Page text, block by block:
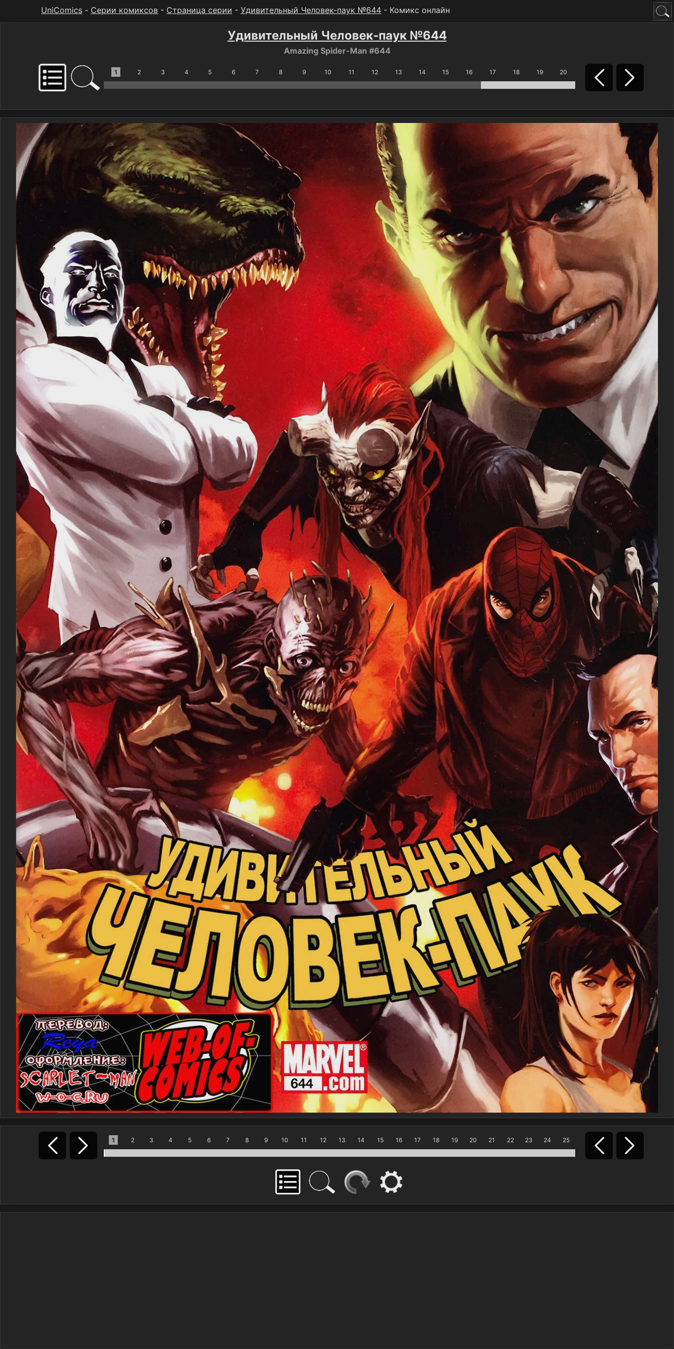
UniComics - Серии комиксов - Страница серии - Удивительный Человек-паук №644 - Комикс онлайн
Удивительный Человек-паук №644
Amazing Spider-Man #644
1 2 3 4 5 6 7 8 9 10 11 12 13 14 15 16 17 18 19 20
1 2 3 4 5 6 7 8 9 10 11 12 13 14 15 16 17 18 19 20 21 22 23 24 25